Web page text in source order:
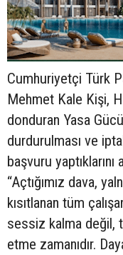
Cumhuriyetçi Türk
Mehmet Kale Kişi,
donduran Yasa
durdurulması ve
başvuru yaptıklarını
“Açtığımız dava,
kısıtlanan tüm
sessiz kalma değil,
etme zamanıdır.